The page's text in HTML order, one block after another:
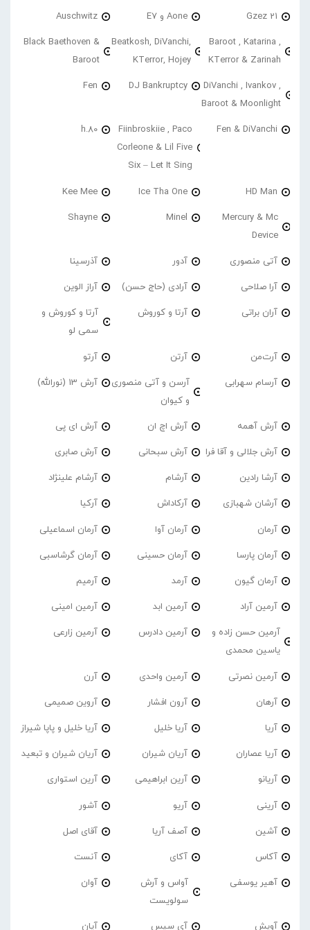
21 Gzez Aone و E7 Auschwitz
Baroot , Katarina ,
KTerror & Zarinah
Beatkosh, DiVanchi,
KTerror, Hojey
Black Baethoven &
Baroot
DiVanchi , Ivankov ,
Baroot & Moonlight
DJ Bankruptcy
Fen
Fen & DiVanchi
Fiinbroskiie , Paco
Corleone & Lil Five
Six – Let It Sing
h.80
HD Man
Ice Tha One
Kee Mee
Mercury & Mc
Device
Minel
Shayne
آتی منصوری آدور آذرسینا
آرا صلاحی آرادی (حاج حسن) آراز الوین
آران براتی آرتا و کوروش
آرتا و کوروش و
سمی لو
آرت‌من آرتن آرتو
آرسام سهرابی
آرسن و آتی منصوری
و کیوان
آرش 13 (نورالله)
آرش آهمه آرش اچ ان آرش ای پی
آرش جلالی و آقا فرا آرش سبحانی آرش صابری
آرشا رادین آرشام آرشام علینژاد
آرشان شهبازی آرکاداش آرکیا
آرمان آرمان آوا آرمان اسماعیلی
آرمان پارسا آرمان حسینی آرمان گرشاسبی
آرمان گیون آرمد آرمیم
آرمین آراد آرمین ابد آرمین امینی
آرمین حسن زاده و
یاسین محمدی
آرمین دادرس آرمین زارعی
آرمین نصرتی آرمین واحدی آرن
آرهان آرون افشار آروین صمیمی
آریا آریا خلیل آریا خلیل و پاپا شیراز
آریا عصاران آریان شیران آریان شیران و تبعید
آریانو آرین ابراهیمی آرین استواری
آرینی آریو آشور
آشین آصف آریا آقای اصل
آکاس آکای آنست
آهیر یوسفی
آواس و آرش
سولویست
آوان
آویش آی سیس آیان